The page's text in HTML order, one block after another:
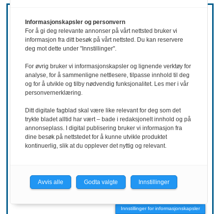
REKRUTTERING
Ønsker mer
hemmelighold
Innstillinger for informasjonskapsler
Informasjonskapsler og personvern
For å gi deg relevante annonser på vårt nettsted bruker vi
informasjon fra ditt besøk på vårt nettsted. Du kan reservere
deg mot dette under "Innstillinger".
For øvrig bruker vi informasjonskapsler og lignende verktøy for
analyse, for å sammenligne nettlesere, tilpasse innhold til deg
og for å utvikle og tilby nødvendig funksjonalitet. Les mer i vår
personvernerklæring.
Ditt digitale fagblad skal være like relevant for deg som det
trykte bladet alltid har vært – bade i redaksjonelt innhold og på
annonseplass. I digital publisering bruker vi informasjon fra
dine besøk på nettstedet for å kunne utvikle produktet
kontinuerlig, slik at du opplever det nyttig og relevant.
Avvis alle Godta valgte Innstillinger